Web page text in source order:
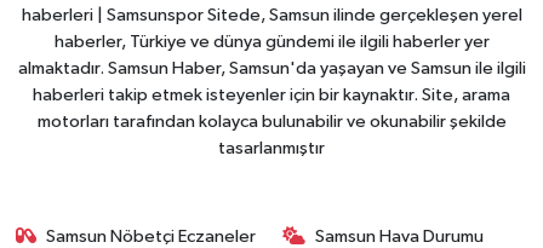
haberleri | Samsunspor Sitede, Samsun ilinde gerçekleşen yerel
haberler, Türkiye ve dünya gündemi ile ilgili haberler yer
almaktadır. Samsun Haber, Samsun'da yaşayan ve Samsun ile ilgili
haberleri takip etmek isteyenler için bir kaynaktır. Site, arama
motorları tarafından kolayca bulunabilir ve okunabilir şekilde
tasarlanmıştır
Samsun Nöbetçi Eczaneler Samsun Hava Durumu